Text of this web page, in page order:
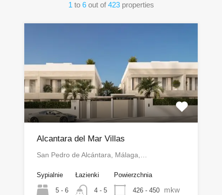
1 to 6 out of 423 properties
Alcantara del Mar Villas
San Pedro de Alcántara, Málaga,…
Sypialnie
5 - 6
Łazienki
4 - 5
Powierzchnia
426 - 450 mkw